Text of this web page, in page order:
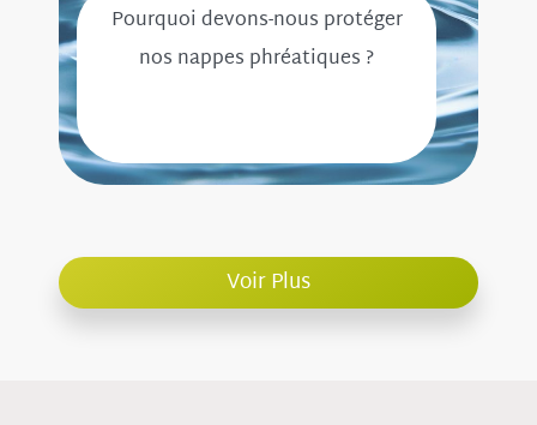
Pourquoi devons-nous protéger
nos nappes phréatiques ?
Voir Plus